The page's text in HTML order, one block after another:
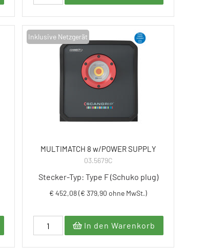
Inklusive Netzgerät
MULTIMATCH 8 w/POWER SUPPLY
03.5679C
Stecker-Typ: Type F (Schuko plug)
€ 452,08 (€ 379,90 ohne MwSt.)
In den Warenkorb